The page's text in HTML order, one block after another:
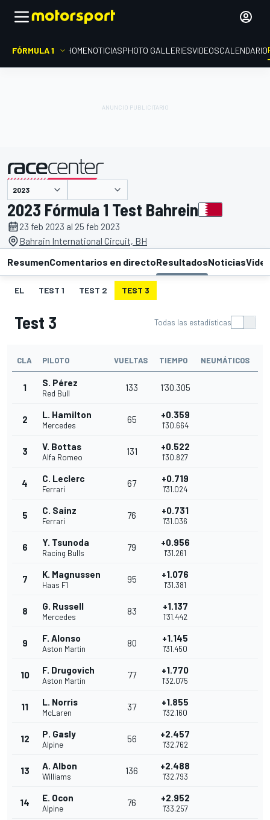
FÓRMULA 1 HOMENOTICIASPHOTO GALLERIESVIDEOSCALENDARIO
presentado por
2023 Fórmula 1 Test Bahrein
23 feb 2023 al 25 feb 2023
Bahrain International Circuit, BH
ResumenComentarios en directoResultadosNoticias
EL TEST 1 TEST 2 TEST 3
Test 3 Todas las estadísticas
CLA PILOTO VUELTAS TIEMPO NEUMÁTICOS
1 S. Pérez
Red Bull
133 1'30.305
2 L. Hamilton
Mercedes
65 +0.359
1'30.664
3 V. Bottas
Alfa Romeo
131 +0.522
1'30.827
4 C. Leclerc
Ferrari
67 +0.719
1'31.024
5 C. Sainz
Ferrari
76 +0.731
1'31.036
6 Y. Tsunoda
Racing Bulls
79 +0.956
1'31.261
7 K. Magnussen
Haas F1
95 +1.076
1'31.381
8 G. Russell
Mercedes
83 +1.137
1'31.442
9 F. Alonso
Aston Martin
80 +1.145
1'31.450
10 F. Drugovich
Aston Martin
77 +1.770
1'32.075
11 L. Norris
McLaren
37 +1.855
1'32.160
12 P. Gasly
Alpine
56 +2.457
1'32.762
13 A. Albon
Williams
136 +2.488
1'32.793
14 E. Ocon
Alpine
76 +2.952
1'33.257